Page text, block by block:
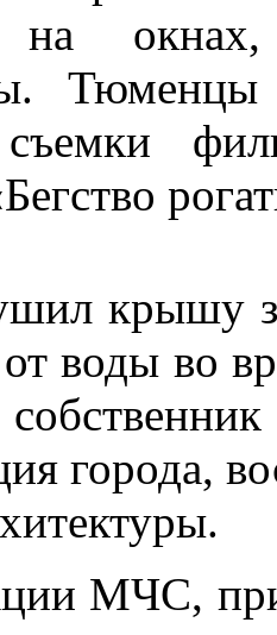
на
крышу
воды во
города,
МЧС,